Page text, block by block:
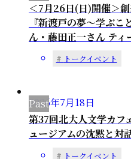
＜7月26日(日)開催＞
『新渡戸の夢～学ぶ
ん・藤田正一さん ティ
トークイベント
2026年7月18日
第37回北大人文学カフ
ュージアムの沈黙と対
トークイベント